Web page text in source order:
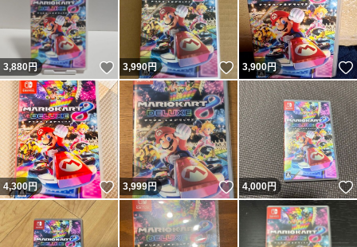
3,880円 いいね！
3,990円 いいね！
3,900円
4,300円 いいね！
3,999円 いいね！
4,000円